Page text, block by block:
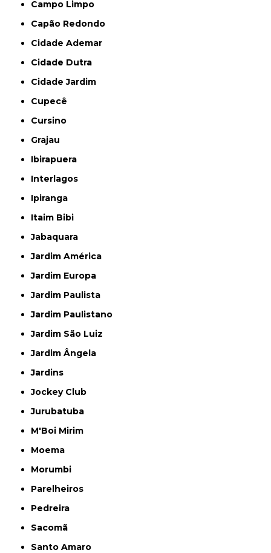
Campo Limpo
Capão Redondo
Cidade Ademar
Cidade Dutra
Cidade Jardim
Cupecê
Cursino
Grajau
Ibirapuera
Interlagos
Ipiranga
Itaim Bibi
Jabaquara
Jardim América
Jardim Europa
Jardim Paulista
Jardim Paulistano
Jardim São Luiz
Jardim Ângela
Jardins
Jockey Club
Jurubatuba
M'Boi Mirim
Moema
Morumbi
Parelheiros
Pedreira
Sacomã
Santo Amaro